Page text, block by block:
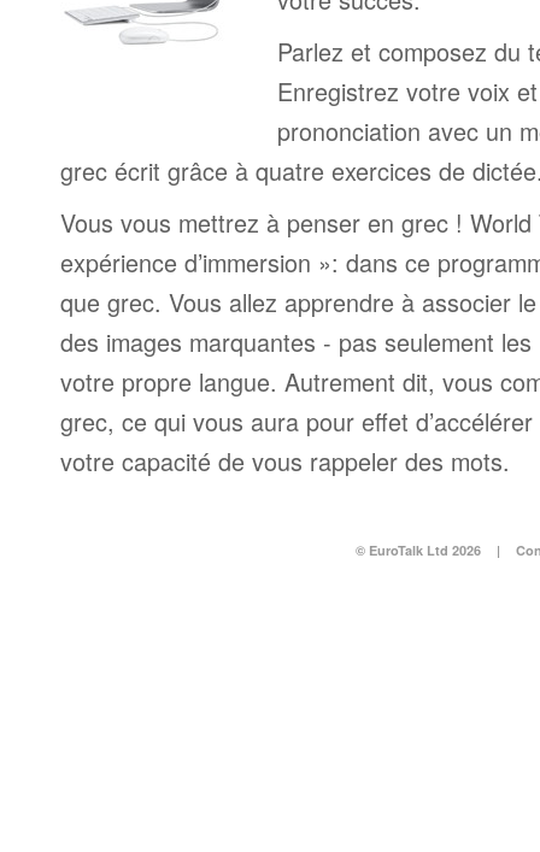
Parlez et composez du
Enregistrez votre voix
prononciation avec un
grec écrit grâce à quatre exercices de
Vous vous mettrez à penser en grec ! World
expérience d’immersion »: dans ce
que grec. Vous allez apprendre à associer
des images marquantes - pas seulement
votre propre langue. Autrement dit, vous
grec, ce qui vous aura pour effet
votre capacité de vous rappeler des mots.
© EuroTalk Ltd 2026 |